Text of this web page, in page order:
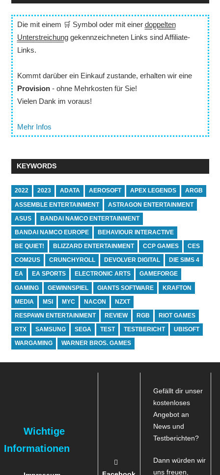
Die mit einem 🛒 Symbol oder mit einer doppelten
Unterstreichunggekennzeichneten Links sind Affiliate-
Links.
Kommt darüber ein Einkauf zustande, erhalten wir eine
Provision- ohne Mehrkosten für Sie!
Vielen Dank im voraus!
Mehr Infos
KEYWORDS
2022 2023 ADATA AEROSOFT APEX LEGENDS ARGB
ASSEMBLE ENTERTAINMENT ASTRAGON ENTERTAINMENT
ASUS BANDAI NAMCO ENTERTAINMENT
BANDAI NAMCO EUROPE BEHAVIOUR INTERACTIVE
BE QUIET! BLIZZARD ENTERTAINMENT CCP GAMES CES
COM2US CRUNCHYROLL DEVOLVER DIGITAL DIE SIMS 4
EA EA SPORTS ELECTRONIC ARTS GAMEFORGE
GAMING GEWINNSPIEL GIANTS SOFTWARE KRAFTON
MEDIA MSI MYC NACON NZXT
RESPAWN ENTERTAINMENT REVIEW RGB RIOT GAMES
RTX SAMSUNG SEGA TEST TESTBERICHT UBISOFT
WARGAMING WARNER BROS. GAMES
Wichtige
Informationen
Gefällt dir unser
kostenloses
Angebot an
News und
Testberichten?
Dann würden wir
uns freuen,